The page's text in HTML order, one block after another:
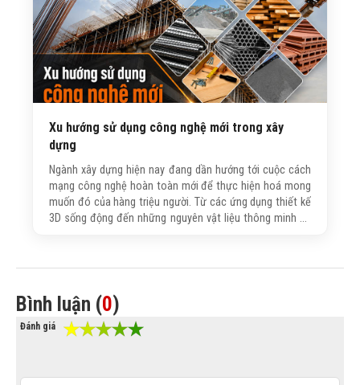
Xu hướng sử dụng công nghệ mới trong xây
dựng
Ngành xây dựng hiện nay đang dần hướng tới cuộc cách
mạng công nghệ hoàn toàn mới để thực hiện hoá mong
muốn đó của hàng triệu người. Từ các ứng dụng thiết kế
3D sống động đến những nguyên vật liệu thông minh sẽ
chất lượng cuộc sống.
Bình luận (0)
Đánh giá